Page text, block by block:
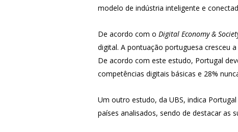
modelo de indústria inteligente e
De acordo com oDigital Economy &
digital. A pontuação portuguesa cresceu
De acordo com este estudo, Portugal
competências digitais básicas e 28%
Um outro estudo, da UBS, indica
países analisados, sendo de destacar as